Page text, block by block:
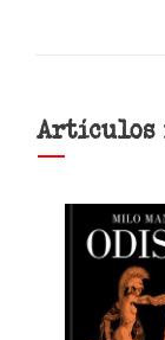
Artículos